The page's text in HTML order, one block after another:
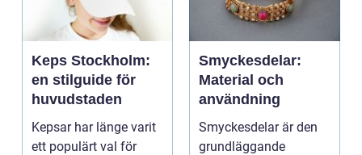
Keps Stockholm:
en stilguide för
huvudstaden
Kepsar har länge varit
ett populärt val för
Smyckesdelar:
Material och
användning
Smyckesdelar är den
grundläggande